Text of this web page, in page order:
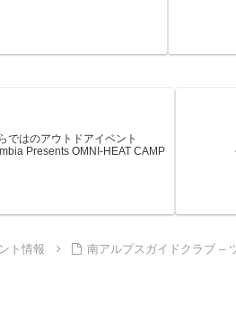
ではのアウトドアイベント
Presents OMNI-HEAT CAMP
ト情報 南アルプスガイドクラブ –